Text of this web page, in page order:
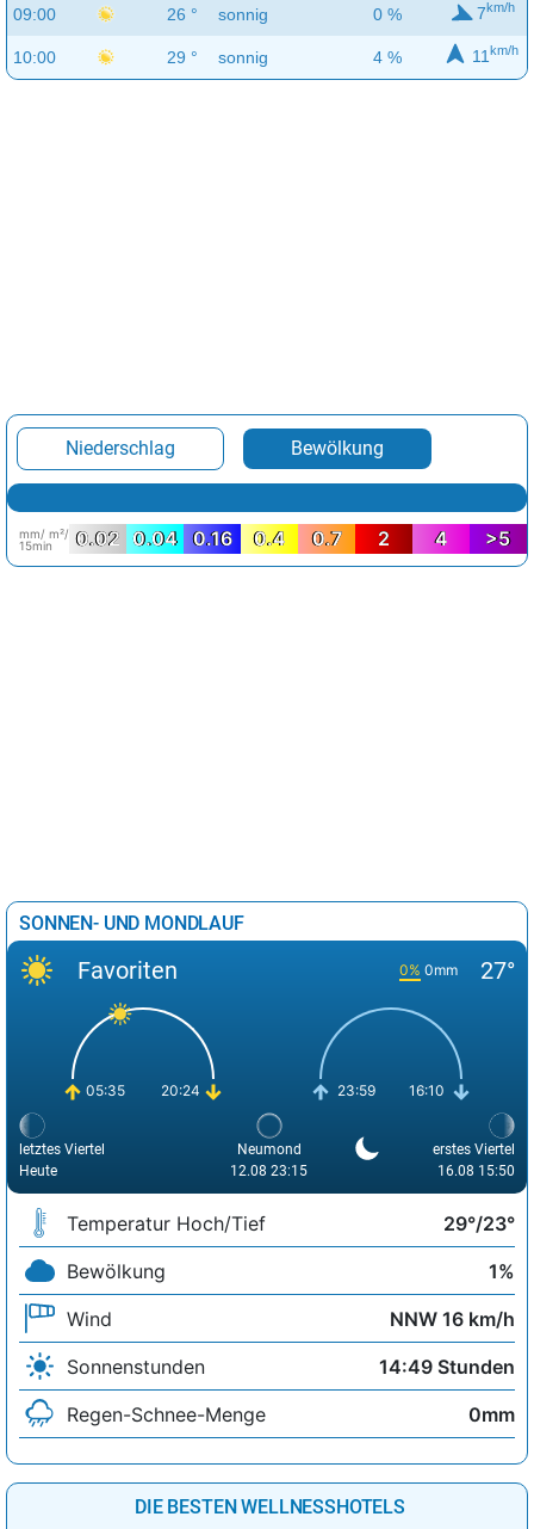
09:00 26 ° sonnig 0 % 7km/h
10:00 29 ° sonnig 4 % 11 km/h
Niederschlag Bewölkung
mm/ m²/
15min
0.02 0.04 0.16 0.4 0.7 2 4 >5
SONNEN- UND MONDLAUF
Favoriten 0% 0mm 27°
05:35 20:24 23:59 16:10
letztes Viertel
Heute
Neumond
12.08 23:15
erstes Viertel
16.08 15:50
Temperatur Hoch/Tief
29°/23°
Bewölkung
1%
Wind
NNW 16 km/h
Sonnenstunden
14:49 Stunden
Regen-Schnee-Menge
0mm
DIE BESTEN WELLNESSHOTELS